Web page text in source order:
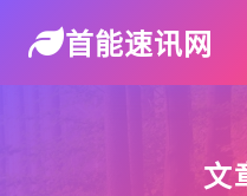
首能速讯网
文